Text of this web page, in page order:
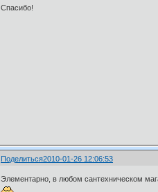
Спасибо!
Поделиться2010-01-26 12:06:53
Элементарно, в любом сантехническом